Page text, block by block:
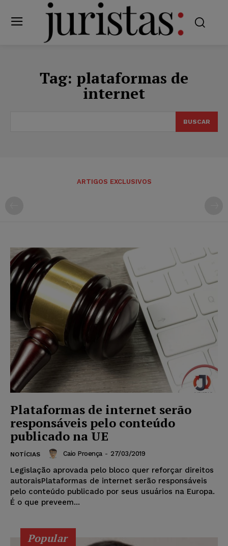
Tag: plataformas de
internet
BUSCAR
ARTIGOS EXCLUSIVOS
Plataformas de internet serão
responsáveis pelo conteúdo
publicado na UE
NOTÍCIAS Caio Proença - 27/03/2019
Legislação aprovada pelo bloco quer reforçar direitos
autoraisPlataformas de internet serão responsáveis
pelo conteúdo publicado por seus usuários na Europa.
É o que preveem...
Popular